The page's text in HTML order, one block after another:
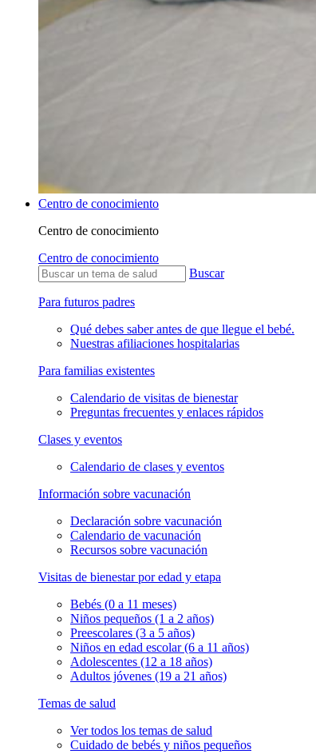
Centro de conocimiento
Centro de conocimiento
Centro de conocimiento
Buscar
Para futuros padres
Qué debes saber antes de que llegue el bebé.
Nuestras afiliaciones hospitalarias
Para familias existentes
Calendario de visitas de bienestar
Preguntas frecuentes y enlaces rápidos
Clases y eventos
Calendario de clases y eventos
Información sobre vacunación
Declaración sobre vacunación
Calendario de vacunación
Recursos sobre vacunación
Visitas de bienestar por edad y etapa
Bebés (0 a 11 meses)
Niños pequeños (1 a 2 años)
Preescolares (3 a 5 años)
Niños en edad escolar (6 a 11 años)
Adolescentes (12 a 18 años)
Adultos jóvenes (19 a 21 años)
Temas de salud
Ver todos los temas de salud
Cuidado de bebés y niños pequeños